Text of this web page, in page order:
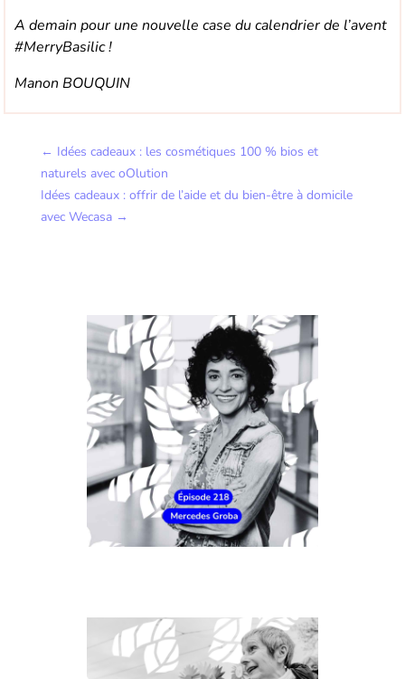
A demain pour une nouvelle case du calendrier de l’avent
#MerryBasilic !
Manon BOUQUIN
← Idées cadeaux : les cosmétiques 100 % bios et
naturels avec oOlution
Idées cadeaux : offrir de l’aide et du bien-être à domicile
avec Wecasa→